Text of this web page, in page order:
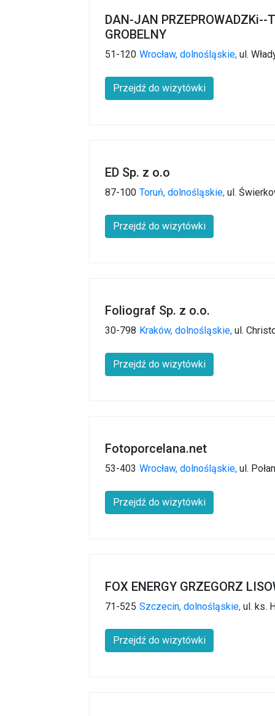
DAN-JAN PRZEPROWADZKi--
GROBELNY
51-120 Wrocław, dolnośląskie, ul.
Przejdź do wizytówki
ED Sp. z o.o
87-100 Toruń, dolnośląskie, ul.
Przejdź do wizytówki
Foliograf Sp. z o.o.
30-798 Kraków, dolnośląskie, ul.
Przejdź do wizytówki
Fotoporcelana.net
53-403 Wrocław, dolnośląskie, ul.
Przejdź do wizytówki
FOX ENERGY GRZEGORZ
71-525 Szczecin, dolnośląskie, ul. ks.
Przejdź do wizytówki